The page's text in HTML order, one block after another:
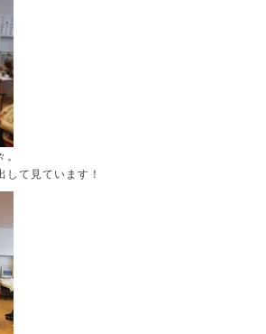
して見ています！